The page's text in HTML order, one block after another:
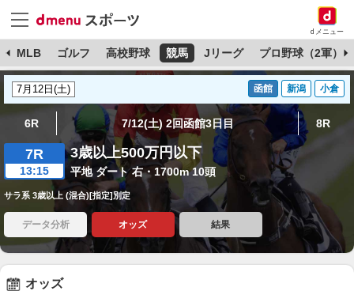
dメニュー
MLB ゴルフ 高校野球 競馬 Jリーグ プロ野球（2軍）
函館 新潟 小倉
6R 7/12(土) 2回函館3日目 8R
7R
13:15
3歳以上500万円以下
平地 ダート 右・1700m 10頭
サラ系 3歳以上 (混合)[指定]別定
データ分析 オッズ 結果
オッズ